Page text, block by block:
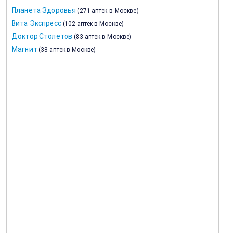
Планета Здоровья (271 аптек в Москве)
Вита Экспресс (102 аптек в Москве)
Доктор Столетов (83 аптек в Москве)
Магнит (38 аптек в Москве)